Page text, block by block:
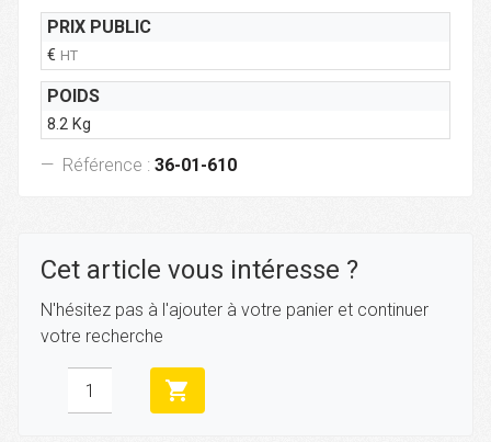
PRIX PUBLIC
€ HT
POIDS
8.2 Kg
Référence : 36-01-610
Cet article vous intéresse ?
N'hésitez pas à l'ajouter à votre panier et continuer
votre recherche
shopping_cart